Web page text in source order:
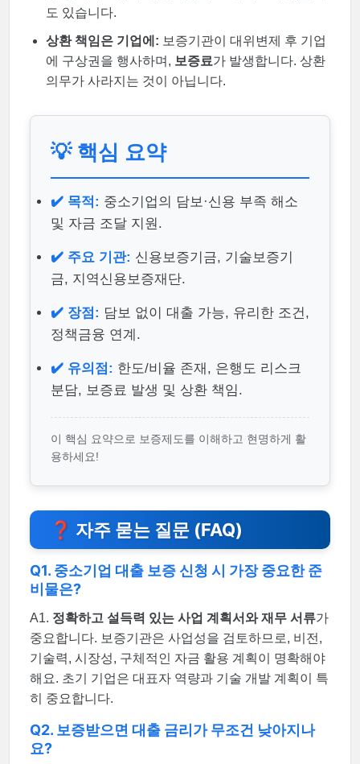
도 있습니다.
상환 책임은 기업에: 보증기관이 대위변제 후 기업
에 구상권을 행사하며, 보증료가 발생합니다. 상환
의무가 사라지는 것이 아닙니다.
💡 핵심 요약
✔️ 목적: 중소기업의 담보·신용 부족 해소
및 자금 조달 지원.
✔️ 주요 기관: 신용보증기금, 기술보증기
금, 지역신용보증재단.
✔️ 장점: 담보 없이 대출 가능, 유리한 조건,
정책금융 연계.
✔️ 유의점: 한도/비율 존재, 은행도 리스크
분담, 보증료 발생 및 상환 책임.
이 핵심 요약으로 보증제도를 이해하고 현명하게 활
용하세요!
❓ 자주 묻는 질문 (FAQ)
Q1. 중소기업 대출 보증 신청 시 가장 중요한 준
비물은?
A1. 정확하고 설득력 있는 사업 계획서와 재무 서류가
중요합니다. 보증기관은 사업성을 검토하므로, 비전,
기술력, 시장성, 구체적인 자금 활용 계획이 명확해야
해요. 초기 기업은 대표자 역량과 기술 개발 계획이 특
히 중요합니다.
Q2. 보증받으면 대출 금리가 무조건 낮아지나
요?